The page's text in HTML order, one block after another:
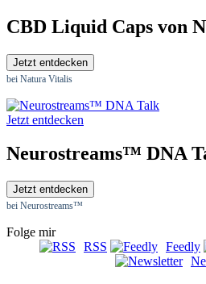
CBD Liquid Caps von
Jetzt entdecken
bei Natura Vitalis
Jetzt entdecken
Neurostreams™ DNA
Jetzt entdecken
bei Neurostreams™
Folge mir
RSS
Feedly